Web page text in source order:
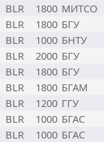
BLR 1800 МИТСО
BLR 1800 БГУ
BLR 1000 БНТУ
BLR 2000 БГУ
BLR 1800 БГУ
BLR 1800 БГАМ
BLR 1200 ГГУ
BLR 1000 БГАС
BLR 1000 БГАС